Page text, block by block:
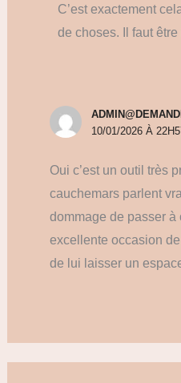
C’est exactement
de choses. Il faut être
10/01/2026 À
Oui c’est un outil très
cauchemars parlent
dommage de passer à
excellente occasion
de lui laisser un